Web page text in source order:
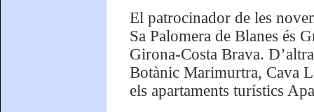
El patrocinador de les
Sa Palomera de Blanes és
Girona-Costa Brava.
Botànic Marimurtra, Cava
els apartaments turístics